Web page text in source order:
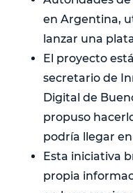
en Argentina,
lanzar una
El proyecto
secretario de
Digital de
propuso
podría llegar
Esta iniciativa
propia